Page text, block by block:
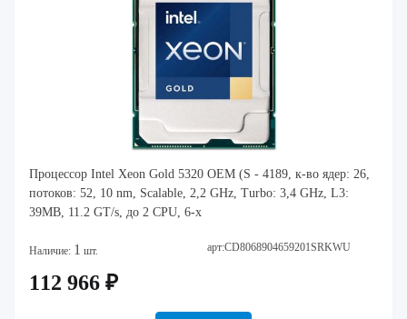
Процессор Intel Xeon Gold 5320 OEM (S - 4189, к-во ядер: 26,
потоков: 52, 10 nm, Scalable, 2,2 GHz, Turbo: 3,4 GHz, L3:
39MB, 11.2 GT/s, до 2 CPU, 6-х
Наличие: 1 шт. арт:CD8068904659201SRKWU
112 966 ₽